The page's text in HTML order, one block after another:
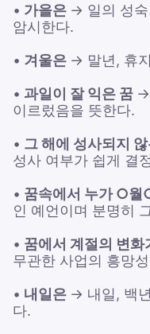
• 가을은 → 일의 성숙
암시한다.
• 겨울은 → 말년, 휴
• 과일이 잘 익은 꿈 →
이르렀음을 뜻한다.
• 그 해에 성사되지
성사 여부가 쉽게 결
• 꿈속에서 누가 ○월
인 예언이며 분명히
• 꿈에서 계절의 변화
무관한 사업의 흥망
• 내일은 → 내일, 백
다.